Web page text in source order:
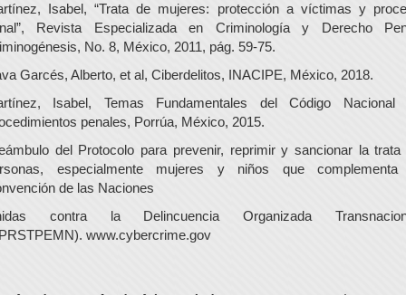
Isabel, “Trata de mujeres: protección a víctimas y
Revista Especializada en Criminología y Derecho
No. 8, México, 2011, pág. 59-75.
Garcés, Alberto, et al, Ciberdelitos, INACIPE, México, 2018.
Isabel, Temas Fundamentales del Código Nacional
penales, Porrúa, México, 2015.
del Protocolo para prevenir, reprimir y sancionar la trata
especialmente mujeres y niños que
de las Naciones
contra la Delincuencia Organizada
www.cybercrime.gov